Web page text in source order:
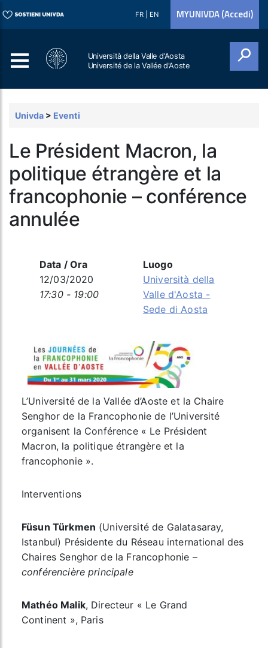
FR EN MYUNIVDA (Accedi)
Università della Valle d'Aosta
Université de la Vallée d'Aoste
Univda > Eventi
Le Président Macron, la
politique étrangère et la
francophonie – conférence
annulée
Data / Ora
12/03/2020
17:30 - 19:00
Luogo
Università della
Valle d'Aosta -
Sede di Aosta
L’Université de la Vallée d’Aoste et la Chaire
Senghor de la Francophonie de l’Université
organisent la Conférence « Le Président
Macron, la politique étrangère et la
francophonie ».
Interventions
Füsun Türkmen (Université de Galatasaray,
Istanbul) Présidente du Réseau international des
Chaires Senghor de la Francophonie –
conférencière principale
Mathéo Malik, Directeur « Le Grand
Continent », Paris